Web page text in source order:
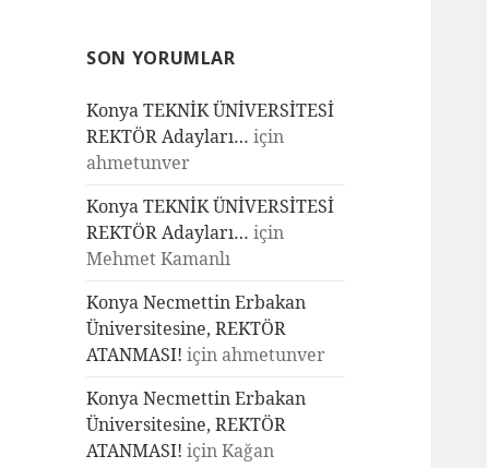
SON YORUMLAR
Konya TEKNİK ÜNİVERSİTESİ
REKTÖR Adayları… için
ahmetunver
Konya TEKNİK ÜNİVERSİTESİ
REKTÖR Adayları… için
Mehmet Kamanlı
Konya Necmettin Erbakan
Üniversitesine, REKTÖR
ATANMASI! için ahmetunver
Konya Necmettin Erbakan
Üniversitesine, REKTÖR
ATANMASI! içinKağan